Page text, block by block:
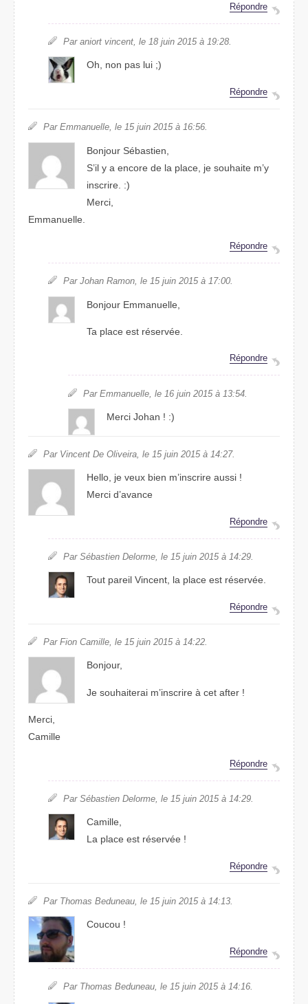
Répondre
Par aniort vincent, le 18 juin 2015 à 19:28.
Oh, non pas lui ;)
Répondre
Par Emmanuelle, le 15 juin 2015 à 16:56.
Bonjour Sébastien,
S’il y a encore de la place, je souhaite m’y
inscrire. :)
Merci,
Emmanuelle.
Répondre
Par Johan Ramon, le 15 juin 2015 à 17:00.
Bonjour Emmanuelle,
Ta place est réservée.
Répondre
Par Emmanuelle, le 16 juin 2015 à 13:54.
Merci Johan ! :)
Par Vincent De Oliveira, le 15 juin 2015 à 14:27.
Hello, je veux bien m’inscrire aussi !
Merci d’avance
Répondre
Par Sébastien Delorme, le 15 juin 2015 à 14:29.
Tout pareil Vincent, la place est réservée.
Répondre
Par Fion Camille, le 15 juin 2015 à 14:22.
Bonjour,
Je souhaiterai m’inscrire à cet after !
Merci,
Camille
Répondre
Par Sébastien Delorme, le 15 juin 2015 à 14:29.
Camille,
La place est réservée !
Répondre
Par Thomas Beduneau, le 15 juin 2015 à 14:13.
Coucou !
Répondre
Par Thomas Beduneau, le 15 juin 2015 à 14:16.